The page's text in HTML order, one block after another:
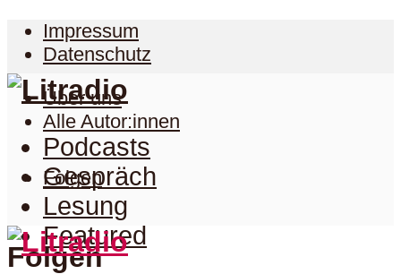
Impressum
Datenschutz
Über uns
Alle Autor:innen
Folgen
Folgen
Podcasts
Gespräch
Lesung
Featured